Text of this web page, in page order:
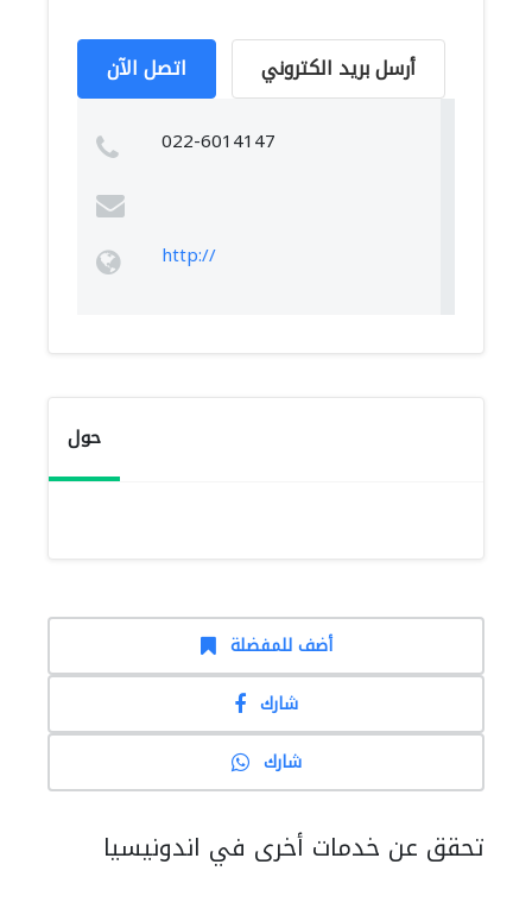
اتصل الآن أرسل بريد الكتروني
022-6014147
http://
حول
أضف للمفضلة
شارك
شارك
تحقق عن خدمات أخرى في اندونيسيا